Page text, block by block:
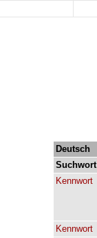
Deutsch
Suchwort
Kennwort
Kennwort